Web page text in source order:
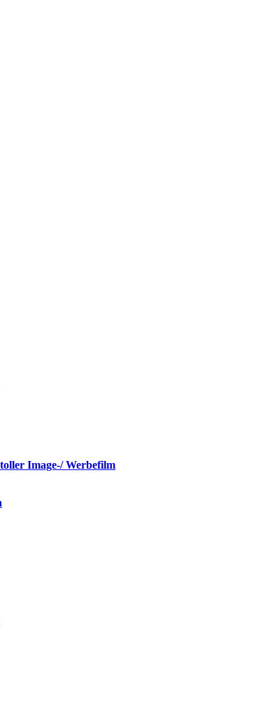
Image-/ Werbefilm